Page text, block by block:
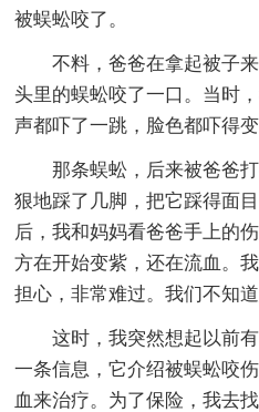
被蜈蚣咬了。
不料，爸爸在拿起被子
头里的蜈蚣咬了一口。当时
声都吓了一跳，脸色都吓得变
那条蜈蚣，后来被爸爸
狠地踩了几脚，把它踩得面
后，我和妈妈看爸爸手上的
方在开始变紫，还在流血。
担心，非常难过。我们不知道
这时，我突然想起以前
一条信息，它介绍被蜈蚣咬
血来治疗。为了保险，我去